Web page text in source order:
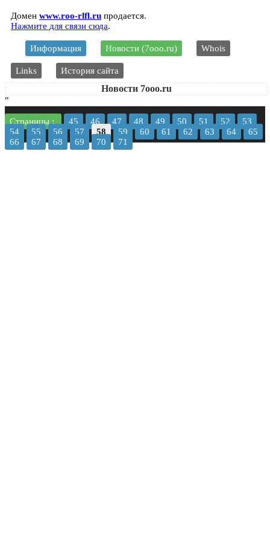
Домен www.roo-rlfl.ru продается.
Нажмите для связи сюда.
Информация Новости (7ooo.ru) Whois
Links История сайта
Новости 7ooo.ru
"
Страницы : 45 46 47 48 49 50 51 52
53
54
55 56 57 58 59 60 61 62 63 64
65
66
67 68 69 70 71